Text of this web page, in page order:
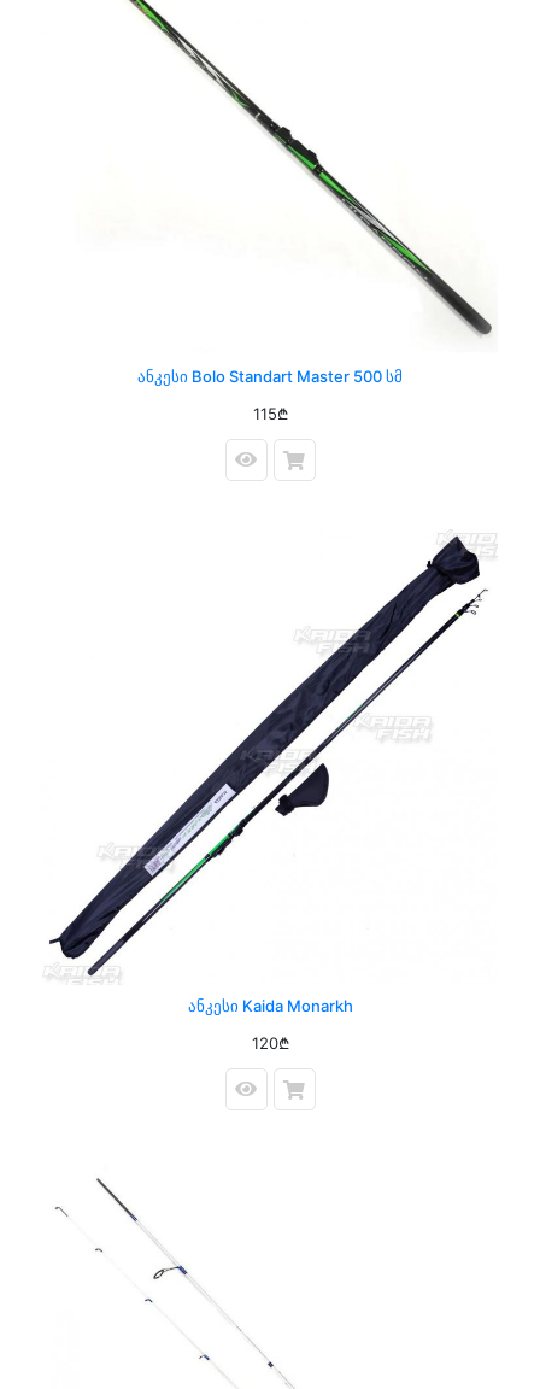
Ანკესი Bolo Standart Master 500 Სმ
115₾
Ანკესი Kaida Monarkh
120₾